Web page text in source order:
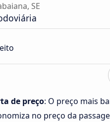
SE
de preço: O preço mais
no preço da